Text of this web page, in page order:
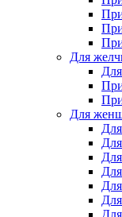
Для
Для